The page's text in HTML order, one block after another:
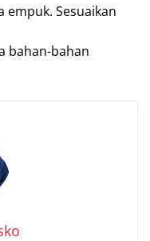
empuk. Sesuaikan
bahan-bahan